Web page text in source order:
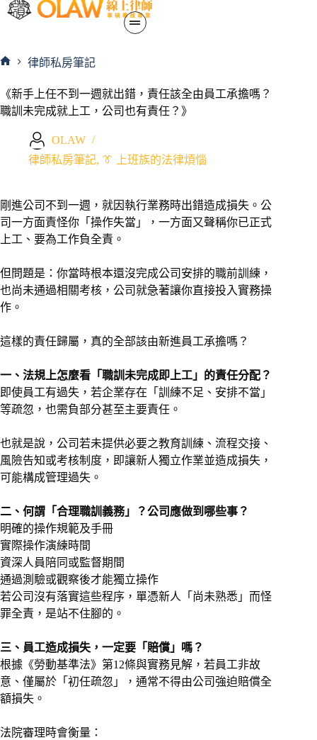
律師私房筆記
《新手上任不到一週就出錯，責任該全由員工承擔嗎？
職訓未完成就上工，公司也有責任？》
OLAW
律師私房筆記, 👔 上班族的法律煩惱
剛進公司不到一週，就因執行業務時出錯造成損失。公
司一方面責怪你「操作失當」，一方面又聲稱你已正式
上工、要為工作負全責。
但問題是：你當時根本還沒完成公司安排的職前訓練，
也尚未通過相關考核，公司就急著讓你直接投入實務操
作。
這樣的責任歸屬，真的全部該由新進員工承擔嗎？
一、法規上怎麼看「職訓未完成即上工」的責任分配？
即使員工有過失，若企業存在「訓練不足、安排不當」
等疏忽，也需負部分甚至主要責任。
也就是說，公司若未提供必要之教育訓練、流程交接、
風險告知或考核制度，即讓新人獨立作業並造成損失，
可能構成管理過失。
二、何謂「合理職訓義務」？公司應做到哪些事？
明確的操作規範及手冊
實際操作演練時間
資深人員陪同或監督期間
通過測驗或觀察後才能獨立操作
若公司沒有落實這些程序，單憑新人「尚未熟悉」而怪
罪全責，是站不住腳的。
三、員工造成損失，一定要「賠償」嗎？
根據《勞動基準法》第12條與實務見解，若員工非故
意、僅屬於「初任疏忽」，通常不得由公司強迫賠償全
額損失。
法院審理時會衡量：